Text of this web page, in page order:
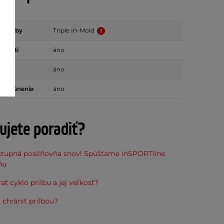
výroby Triple In-Mold
áno
áno
čalúnenie áno
poradiť?
posilňovňa snov! Spúšťame inSPORTline
cyklo prilbu a jej veľkosť?
chrániť prilbou?